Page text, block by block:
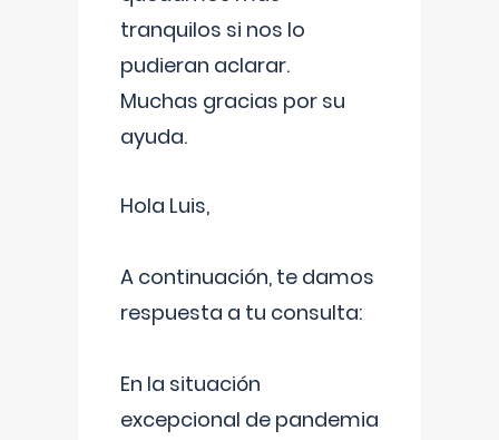
tranquilos si nos lo
pudieran aclarar.
Muchas gracias por su
ayuda.
Hola Luis,
A continuación, te damos
respuesta a tu consulta:
En la situación
excepcional de pandemia